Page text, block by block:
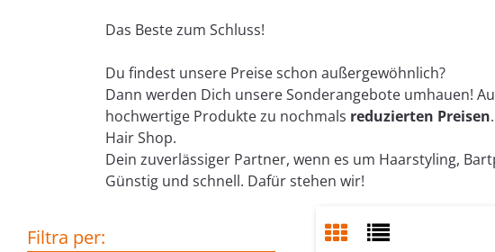
Das Beste zum Schluss!
Du findest unsere Preise schon außergewöhnlich?
Dann werden Dich unsere Sonderangebote umhauen!
hochwertige Produkte zu nochmals reduzierten Preisen
Hair Shop.
Dein zuverlässiger Partner, wenn es um Haarstyling,
Günstig und schnell. Dafür stehen wir!
Filtra per: